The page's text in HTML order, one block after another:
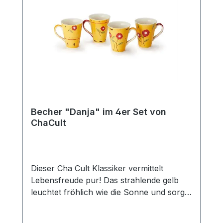
Kombinieren Sie den Becher mit der
passenden Kanne (Art.-Nr. 80364) und
erhalten Sie so das perfekte Set für den
gedeckten Tisch und eine gemütliche Tea
Becher "Danja" im 4er Set von
ChaCult
Dieser Cha Cult Klassiker vermittelt
Lebensfreude pur! Das strahlende gelb
leuchtet fröhlich wie die Sonne und sorgt